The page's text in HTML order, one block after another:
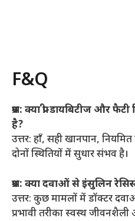
F&Q
प्रश्न: क्या प्री-डायबिटीज और
है?
उत्तर: हाँ, सही खानपान,
दोनों स्थितियों में सुधार संभव है।
प्रश्न: क्या दवाओं से इंसुलिन
उत्तर: कुछ मामलों में डॉक्टर
प्रभावी तरीका स्वस्थ जीवनशैली